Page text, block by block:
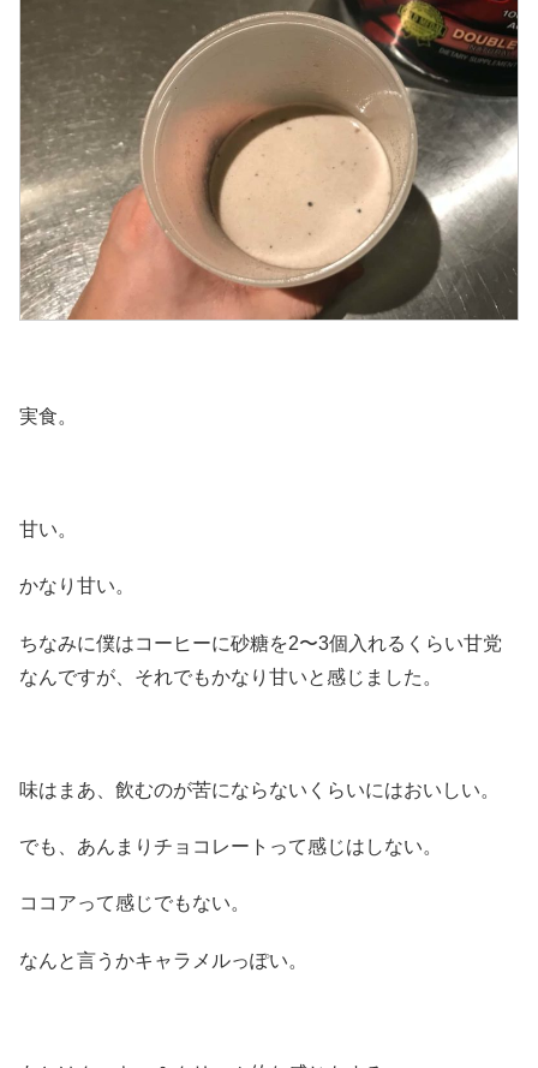
実食。
甘い。
かなり甘い。
ちなみに僕はコーヒーに砂糖を2〜3個入れるくらい甘党
なんですが、それでもかなり甘いと感じました。
味はまあ、飲むのが苦にならないくらいにはおいしい。
でも、あんまりチョコレートって感じはしない。
ココアって感じでもない。
なんと言うかキャラメルっぽい。